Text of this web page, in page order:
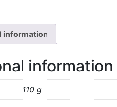
information
information
110 g